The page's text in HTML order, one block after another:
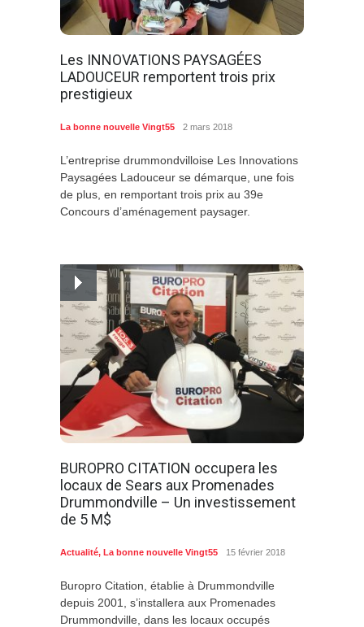
Les INNOVATIONS PAYSAGÉES
LADOUCEUR remportent trois prix
prestigieux
La bonne nouvelle Vingt55 2 mars 2018
L’entreprise drummondvilloise Les Innovations
Paysagées Ladouceur se démarque, une fois
de plus, en remportant trois prix au 39e
Concours d’aménagement paysager.
BUROPRO CITATION occupera les
locaux de Sears aux Promenades
Drummondville – Un investissement
de 5 M$
Actualité, La bonne nouvelle Vingt55 15 février 2018
Buropro Citation, établie à Drummondville
depuis 2001, s’installera aux Promenades
Drummondville, dans les locaux occupés